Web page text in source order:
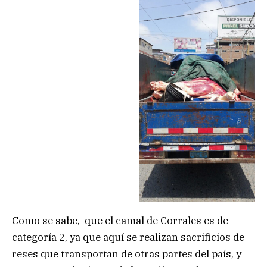
Como se sabe, que el camal de Corrales es de
categoría 2, ya que aquí se realizan sacrificios de
reses que transportan de otras partes del país, y